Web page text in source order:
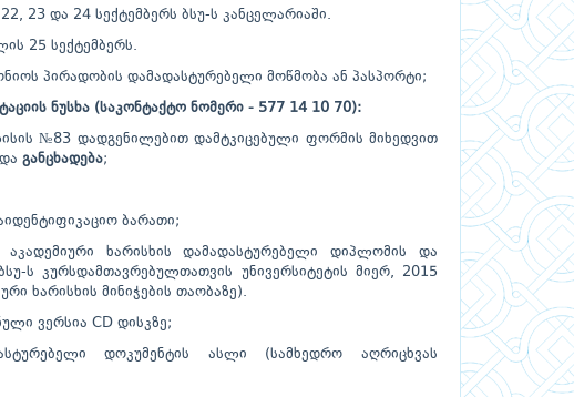
23 და 24 სექტემბერს ბსუ-ს კანცელარიაში.
25 სექტემბერს.
პირადობის დამადასტურებელი მოწმობა ან პასპორტი;
ნუსხა (საკონტაქტო ნომერი - 577 14 10 70):
№83 დადგენილებით დამტკიცებული ფორმის მიხედვით
და განცხადება;
ბარათი;
ხარისხის დამადას­ტურებელი დიპლომის და
ს კურსდამთავრებულთათვის უნივერსიტეტის მიერ, 2015
ხარისხის მინიჭების თაობაზე).
ვერსია CD დისკზე;
დოკუმენტის ასლი (სამხედრო აღრიცხვას